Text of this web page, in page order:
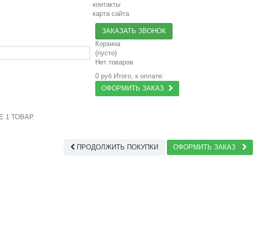
контакты
карта сайта
ЗАКАЗАТЬ ЗВОНОК
Корзина
(пусто)
Нет товаров
0 руб Итого, к оплате:
ОФОРМИТЬ ЗАКАЗ
1 ТОВАР.
ПРОДОЛЖИТЬ ПОКУПКИ
ОФОРМИТЬ ЗАКАЗ